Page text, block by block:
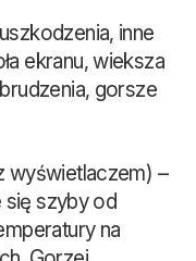
inne
ekranu, wieksza
gorsze
wyświetlaczem) –
się szyby od
na